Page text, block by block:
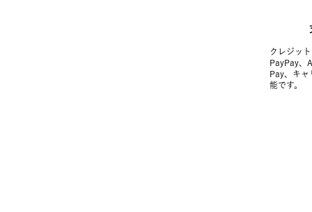
クレジッ
PayPay、
Pay、キャ
能です。